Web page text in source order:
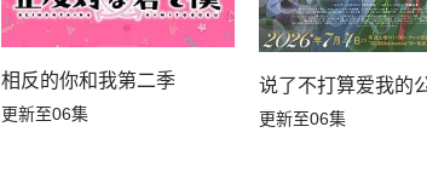
相反的你和我第二季
更新至06集
说了不打算爱我的
更新至06集